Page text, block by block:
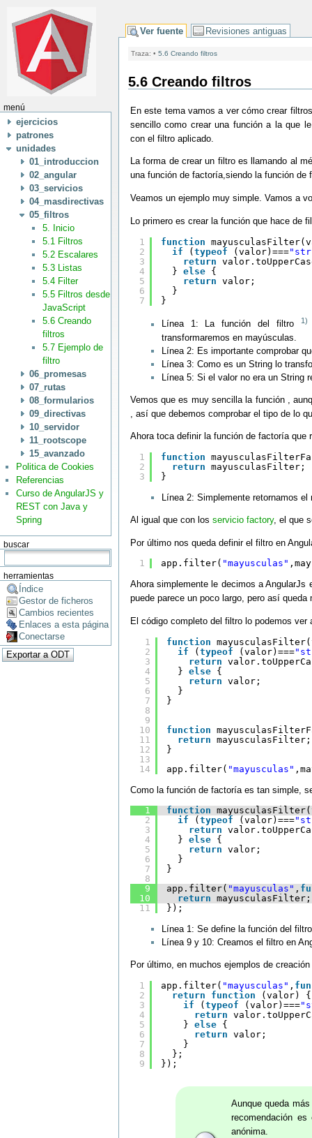
menú
ejercicios
patrones
unidades
01_introduccion
02_angular
03_servicios
04_masdirectivas
05_filtros
5. Inicio
5.1 Filtros
5.2 Escalares
5.3 Listas
5.4 Filter
5.5 Filtros desde
JavaScript
5.6 Creando
filtros
5.7 Ejemplo de
filtro
06_promesas
07_rutas
08_formularios
09_directivas
10_servidor
11_rootscope
15_avanzado
Politica de Cookies
Referencias
Curso de AngularJS y
REST con Java y
Spring
buscar
herramientas
Índice
Gestor de ficheros
Cambios recientes
Enlaces a esta página
Conectarse
Ver fuente Revisiones antiguas
Traza: • 5.6 Creando filtros
5.6 Creando filtros
En este tema vamos a ver cómo crear
sencillo como crear una función a la que
con el filtro aplicado.
La forma de crear un filtro es llamando al
una función de factoría,siendo la función de
Veamos un ejemplo muy simple. Vamos a
Lo primero es crear la función que hace de
1
2
3
4
5
6
7
function
if
(typeof (valor)===
return
} else
{
return valor;
}
}
Línea 1: La función del filtro1)
transformaremos en mayúsculas.
Línea 2: Es importante comprobar
Línea 3: Como es un String lo
Línea 5: Si el valor no era un String
Vemos que es muy sencilla la función ,
, así que debemos comprobar el tipo de lo
Ahora toca definir la función de factoría que
1
2
3
function
return mayusculasFilter;
}
Línea 2: Simplemente retornamos
Al igual que con los servicio factory, el que
Por último nos queda definir el filtro en
1
app.filter( "mayusculas"
Ahora simplemente le decimos a
puede parece un poco largo, pero así
El código completo del filtro lo podemos ver
1
2
3
4
5
6
7
8
9
10
11
12
13
14
function
if
(typeof (valor)===
return
} else
{
return valor;
}
}
function
return mayusculasFilter;
}
app.filter( "mayusculas"
Como la función de factoría es tan simple,
1
2
3
4
5
6
7
8
9
10
11
function
if
( typeof (valor)===
return
} else
{
return valor;
}
}
app.filter( "mayusculas" ,
return mayusculasFilter;
});
Línea 1: Se define la función del
Línea 9 y 10: Creamos el filtro en
Por último, en muchos ejemplos de
1
2
3
4
5
6
7
8
9
app.filter( "mayusculas" ,
return
function
(valor) {
if
(typeof (valor)===
return
} else
{
return valor;
}
};
});
Aunque queda
recomendación
anónima.